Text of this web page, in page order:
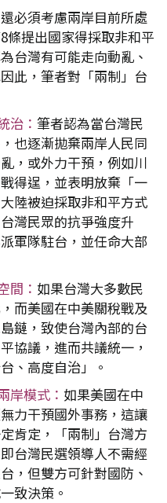
必須考慮兩岸目前所處
條提出國家得採取非和平
台灣有可能走向動亂、
此，筆者對「兩制」台
治： 筆者認為當台灣民
也逐漸拋棄兩岸人民同
，或外力干預，例如川
得逞，並表明放棄「一
陸被迫採取非和平方式
灣民眾的抗爭強度升
軍隊駐台，並任命大部
間： 如果台灣大多數民
而美國在中美關稅戰及
鏈，致使台灣內部的台
協議，進而共議統一，
、高度自治」。
岸模式： 如果美國在中
力干預國外事務，這讓
肯定，「兩制」台灣方
台灣民選領導人不需經
，但雙方可針對國防、
致決策。